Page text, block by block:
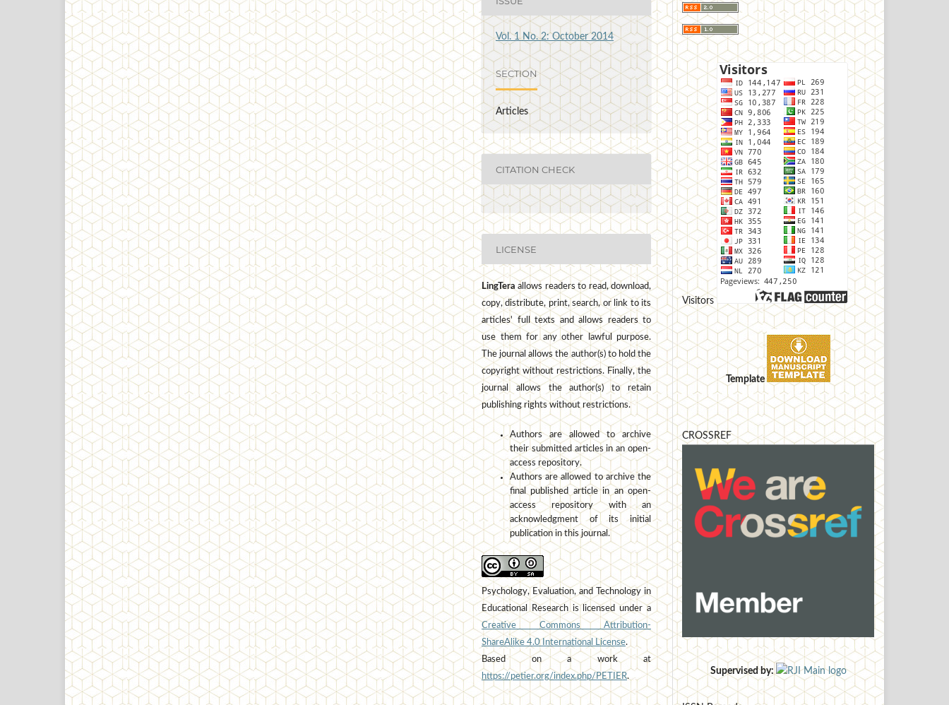
Vol. 1 No. 2: October 2014
SECTION
Articles
CITATION CHECK
LICENSE
LingTera allows readers to read, download,
copy, distribute, print, search, or link to its
articles' full texts and allows readers to
use them for any other lawful purpose.
The journal allows the author(s) to hold the
copyright without restrictions. Finally, the
journal allows the author(s) to retain
publishing rights without restrictions.
Authors are allowed to archive
their submitted articles in an open-
access repository.
Authors are allowed to archive the
final published article in an open-
access repository with an
acknowledgment of its initial
publication in this journal.
Psychology, Evaluation, and Technology in
Educational Research is licensed under a
Creative Commons Attribution-
ShareAlike 4.0 International License.
Based on a work at
https://petier.org/index.php/PETIER.
Visitors
Template
CROSSREF
Supervised by: